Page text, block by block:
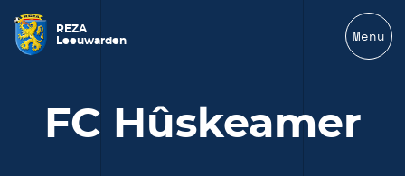
REZA
Leeuwarden
Menu
FC Hûskeamer